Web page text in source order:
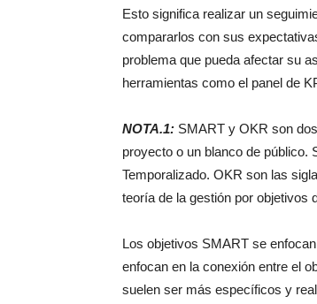
Esto significa realizar un
compararlos con sus
problema que pueda afectar su
herramientas como el panel de
NOTA.1: SMART y OKR son
proyecto o un blanco de
Temporalizado. OKR son las
teoría de la gestión por objetivos
Los objetivos SMART se
enfocan en la conexión entre el
suelen ser más específicos y